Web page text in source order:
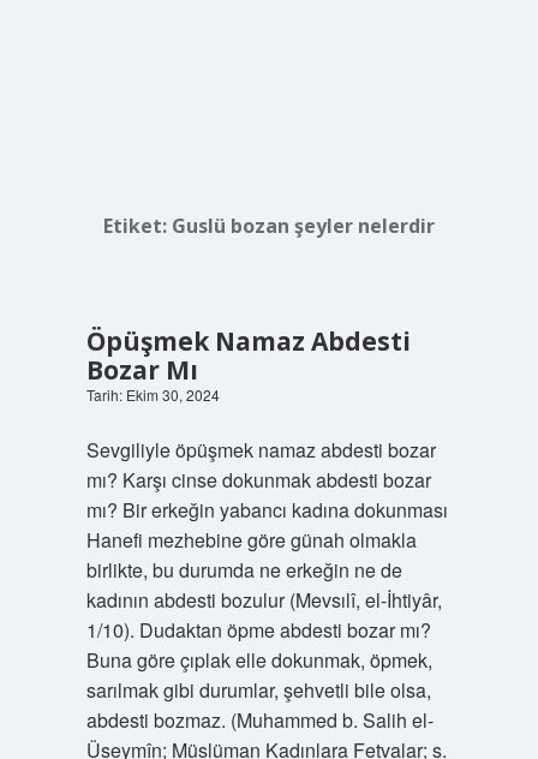
Etiket: Guslü bozan şeyler nelerdir
Öpüşmek Namaz Abdesti
Bozar Mı
Tarih: Ekim 30, 2024
Sevgiliyle öpüşmek namaz abdesti bozar
mı? Karşı cinse dokunmak abdesti bozar
mı? Bir erkeğin yabancı kadına dokunması
Hanefi mezhebine göre günah olmakla
birlikte, bu durumda ne erkeğin ne de
kadının abdesti bozulur (Mevsılî, el-İhtiyâr,
1/10). Dudaktan öpme abdesti bozar mı?
Buna göre çıplak elle dokunmak, öpmek,
sarılmak gibi durumlar, şehvetli bile olsa,
abdesti bozmaz. (Muhammed b. Salih el-
Üseymîn; Müslüman Kadınlara Fetvalar; s.